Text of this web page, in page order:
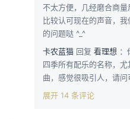
不太方便，几经磨合商
比较认可现在的声音，
的问题哒 ^_^
卡农蓝猫 回复 看理想 ：
四季所有配乐的名称，
曲，感觉很吸引人，请问
展开 14 条评论